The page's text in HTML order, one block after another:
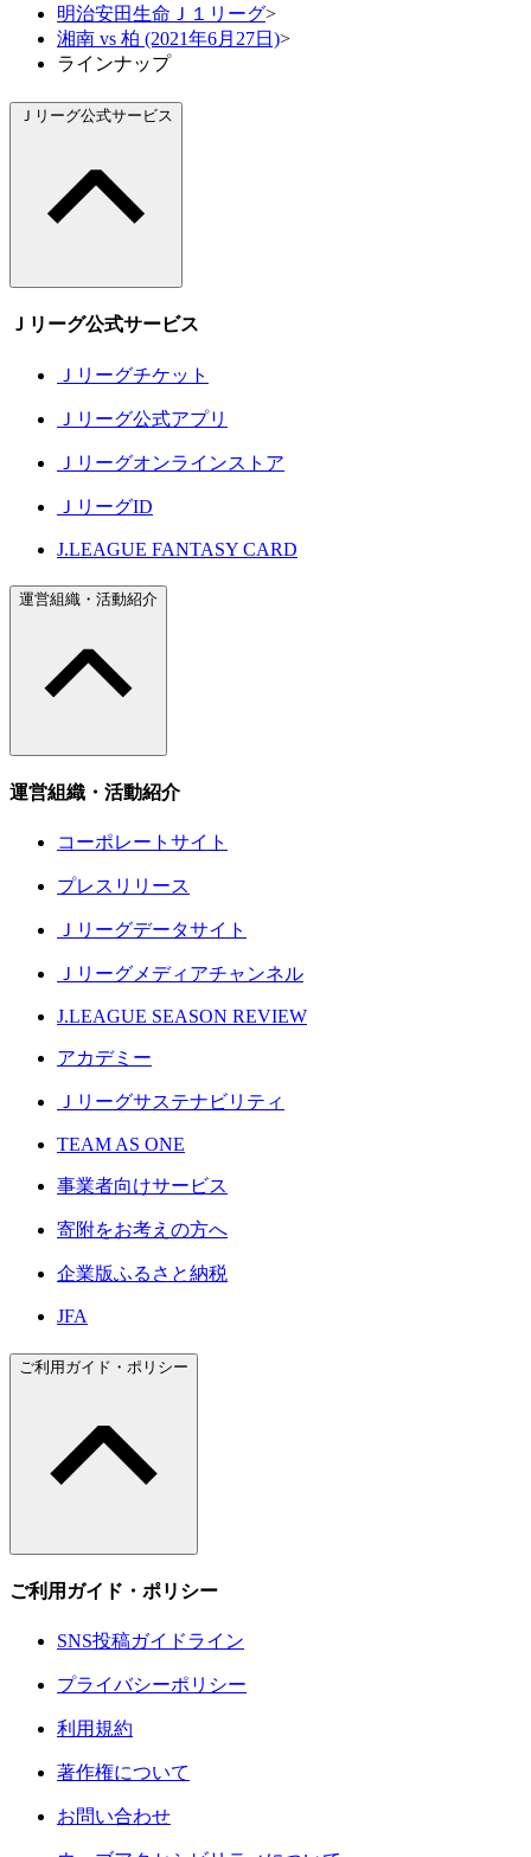
明治安田生命Ｊ１リーグ>
湘南 vs 柏 (2021年6月27日)>
ラインナップ
Ｊリーグ公式サービス
Ｊリーグ公式サービス
Ｊリーグチケット
Ｊリーグ公式アプリ
Ｊリーグオンラインストア
ＪリーグID
J.LEAGUE FANTASY CARD
運営組織・活動紹介
運営組織・活動紹介
コーポレートサイト
プレスリリース
Ｊリーグデータサイト
Ｊリーグメディアチャンネル
J.LEAGUE SEASON REVIEW
アカデミー
Ｊリーグサステナビリティ
TEAM AS ONE
事業者向けサービス
寄附をお考えの方へ
企業版ふるさと納税
JFA
ご利用ガイド・ポリシー
ご利用ガイド・ポリシー
SNS投稿ガイドライン
プライバシーポリシー
利用規約
著作権について
お問い合わせ